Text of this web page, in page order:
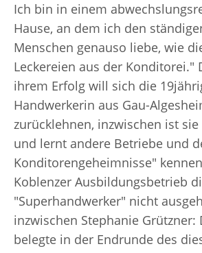
Ich bin in einem
Hause, an dem ich den
Menschen genauso liebe, wie
Leckereien aus der Konditorei."
ihrem Erfolg will sich die
Handwerkerin aus Gau-
zurücklehnen, inzwischen ist
und lernt andere Betriebe und
Konditorengeheimnisse"
Koblenzer Ausbildungsbetrieb
"Superhandwerker" nicht
inzwischen Stephanie Grützner:
belegte in der Endrunde des